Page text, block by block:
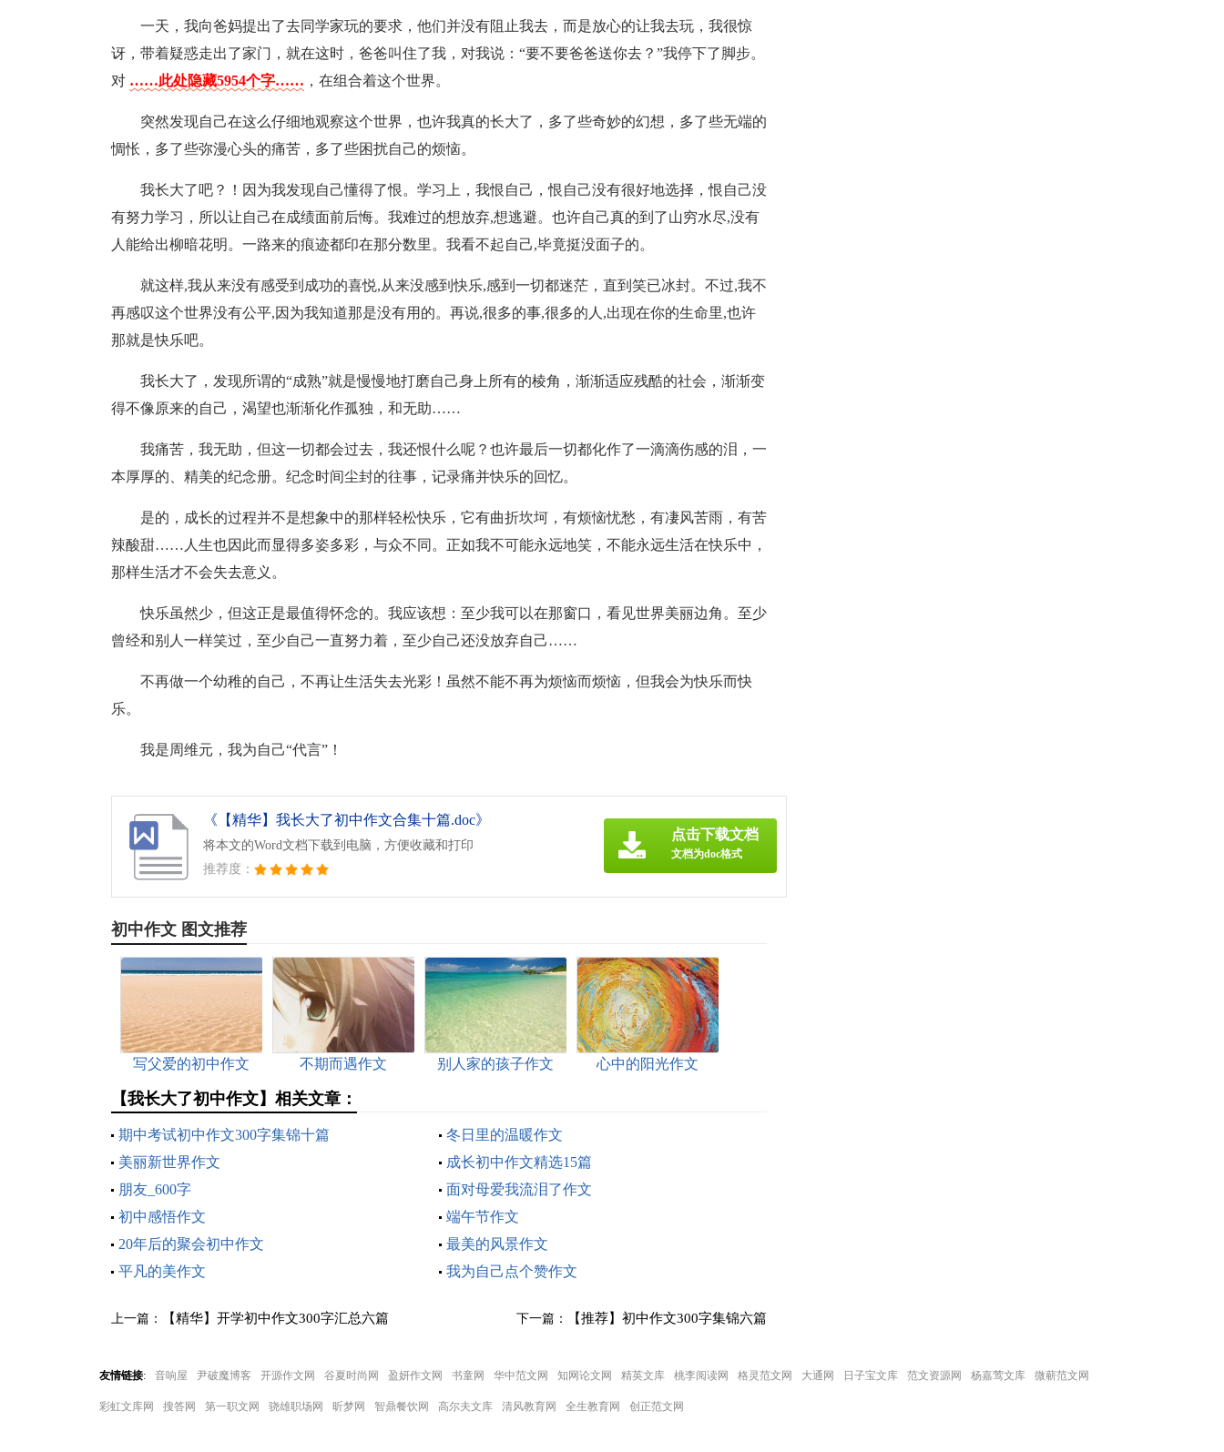
一天，我向爸妈提出了去同学家玩的要求，他们并没有阻止我去，而是放心的让我去玩，我很惊
讶，带着疑惑走出了家门，就在这时，爸爸叫住了我，对我说：“要不要爸爸送你去？”我停下了脚步。
对 ……此处隐藏5954个字…… ，在组合着这个世界。
突然发现自己在这么仔细地观察这个世界，也许我真的长大了，多了些奇妙的幻想，多了些无端的
惆怅，多了些弥漫心头的痛苦，多了些困扰自己的烦恼。
我长大了吧？！因为我发现自己懂得了恨。学习上，我恨自己，恨自己没有很好地选择，恨自己没
有努力学习，所以让自己在成绩面前后悔。我难过的想放弃,想逃避。也许自己真的到了山穷水尽,没有
人能给出柳暗花明。一路来的痕迹都印在那分数里。我看不起自己,毕竟挺没面子的。
就这样,我从来没有感受到成功的喜悦,从来没感到快乐,感到一切都迷茫，直到笑已冰封。不过,我不
再感叹这个世界没有公平,因为我知道那是没有用的。再说,很多的事,很多的人,出现在你的生命里,也许
那就是快乐吧。
我长大了，发现所谓的“成熟”就是慢慢地打磨自己身上所有的棱角，渐渐适应残酷的社会，渐渐变
得不像原来的自己，渴望也渐渐化作孤独，和无助……
我痛苦，我无助，但这一切都会过去，我还恨什么呢？也许最后一切都化作了一滴滴伤感的泪，一
本厚厚的、精美的纪念册。纪念时间尘封的往事，记录痛并快乐的回忆。
是的，成长的过程并不是想象中的那样轻松快乐，它有曲折坎坷，有烦恼忧愁，有凄风苦雨，有苦
辣酸甜……人生也因此而显得多姿多彩，与众不同。正如我不可能永远地笑，不能永远生活在快乐中，
那样生活才不会失去意义。
快乐虽然少，但这正是最值得怀念的。我应该想：至少我可以在那窗口，看见世界美丽边角。至少
曾经和别人一样笑过，至少自己一直努力着，至少自己还没放弃自己……
不再做一个幼稚的自己，不再让生活失去光彩！虽然不能不再为烦恼而烦恼，但我会为快乐而快
乐。
我是周维元，我为自己“代言”！
《【精华】我长大了初中作文合集十篇.doc》
将本文的Word文档下载到电脑，方便收藏和打印
推荐度：
点击下载文档
文档为doc格式
初中作文 图文推荐
写父爱的初中作文 不期而遇作文 别人家的孩子作文 心中的阳光作文
【我长大了初中作文】相关文章：
期中考试初中作文300字集锦十篇
冬日里的温暖作文
美丽新世界作文
成长初中作文精选15篇
朋友_600字
面对母爱我流泪了作文
初中感悟作文
端午节作文
20年后的聚会初中作文
最美的风景作文
平凡的美作文
我为自己点个赞作文
上一篇： 【精华】开学初中作文300字汇总六篇 下一篇： 【推荐】初中作文300字集锦六篇
友情链接: 音响屋 尹破魔博客 开源作文网 谷夏时尚网 盈妍作文网 书童网 华中范文网 知网论文网 精英文库 桃李阅读网 格灵范文网 大通网 日子宝文库 范文资源网 杨嘉莺文库 微蕲范文网
彩虹文库网 搜答网 第一职文网 骁雄职场网 昕梦网 智鼎餐饮网 高尔夫文库 清风教育网 全生教育网 创正范文网